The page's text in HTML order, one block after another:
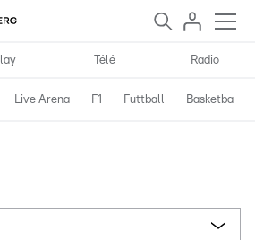
Télé Radio
Live Arena F1 Futtball Basketball